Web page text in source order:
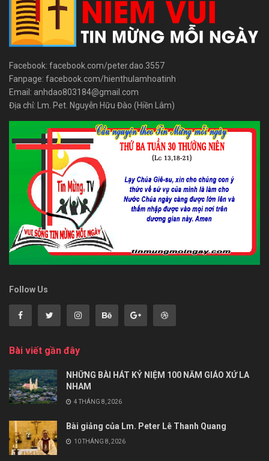
Facebook: facebook.com/peter.dao.3557
Fanpage: facebook.com/hienthulamhoatinh
Email: anhdao803184@gmail.com
Địa chỉ: Lm. Pet. Nguyễn Hữu Đào (Hiền Lâm)
Follow Us
Bài viết gần đây
NHỮNG BÀI HÁT KỶ NIỆM 100 NĂM GIÁO XỨ LA
NHAM
4 THÁNG 8, 2026
Bài giảng của Lm. Peter Lê Thanh Quang
10 THÁNG 8, 2026